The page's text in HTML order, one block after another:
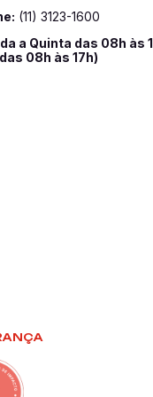
(11) 3123-1600
a Quinta das 08h às
08h às 17h)